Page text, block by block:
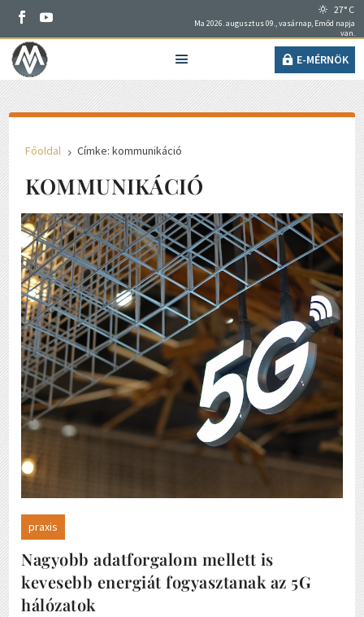
27° C
Ma 2026. augusztus 09., vasárnap, Emőd napja
van.
E-MÉRNÖK
Főoldal 5 Címke: kommunikáció
KOMMUNIKÁCIÓ
praxis
Nagyobb adatforgalom mellett is
kevesebb energiát fogyasztanak az 5G
hálózatok